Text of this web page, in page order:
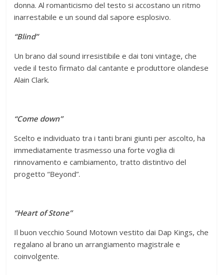
donna. Al romanticismo del testo si accostano un ritmo
inarrestabile e un sound dal sapore esplosivo.
“Blind”
Un brano dal sound irresistibile e dai toni vintage, che
vede il testo firmato dal cantante e produttore olandese
Alain Clark.
“Come down”
Scelto e individuato tra i tanti brani giunti per ascolto, ha
immediatamente trasmesso una forte voglia di
rinnovamento e cambiamento, tratto distintivo del
progetto “Beyond”.
“Heart of Stone”
Il buon vecchio Sound Motown vestito dai Dap Kings, che
regalano al brano un arrangiamento magistrale e
coinvolgente.